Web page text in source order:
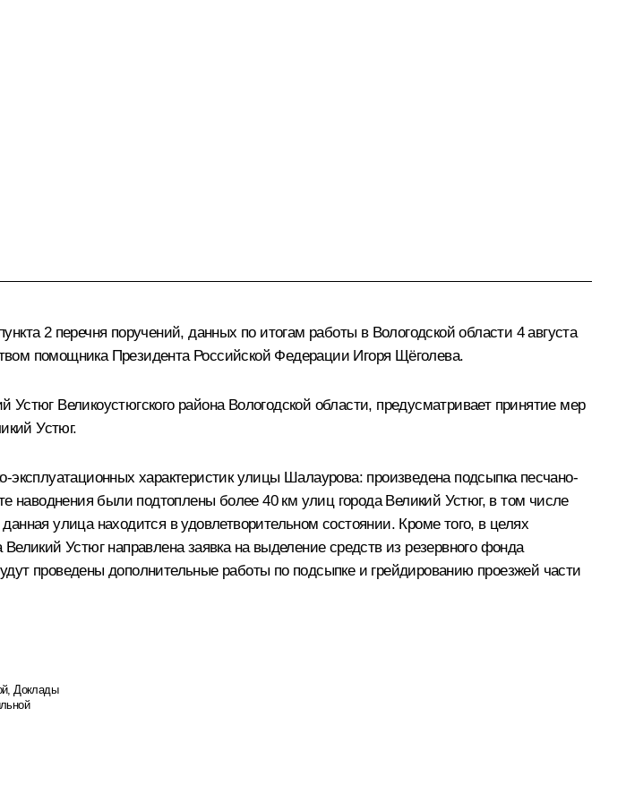
2 перечня поручений, данных по итогам работы в Вологодской области 4 августа
помощника Президента Российской Федерации Игоря Щёголева.
Великоустюгского района Вологодской области, предусматривает принятие мер
Устюг.
характеристик улицы Шалаурова: произведена подсыпка песчано-
наводнения были подтоплены более 40 км улиц города Великий Устюг, в том числе
улица находится в удовлетворительном состоянии. Кроме того, в целях
Устюг направлена заявка на выделение средств из резервного фонда
проведены дополнительные работы по подсыпке и грейдированию проезжей части
,Доклады